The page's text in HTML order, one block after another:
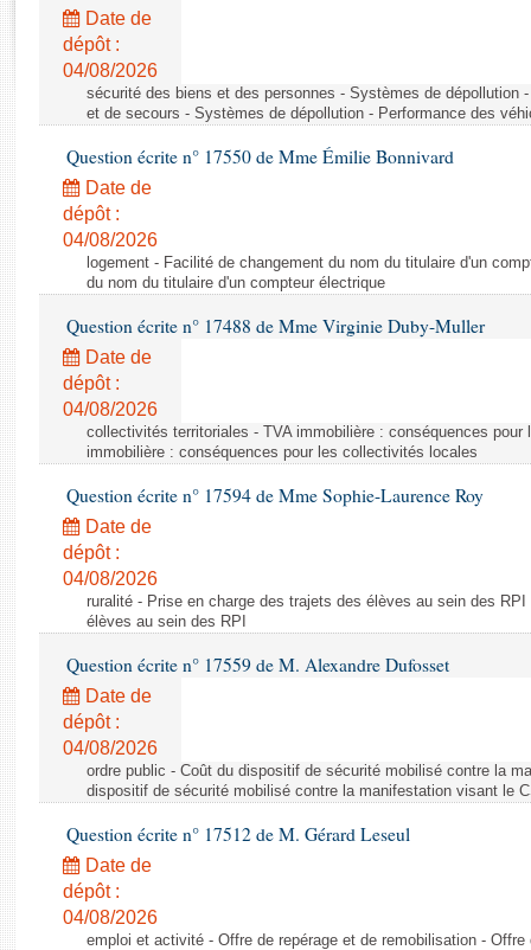
Rapports législatifs
Rapports sur l'application des lois
Baromètre de l’application des lois
Dossiers législatifs
Budget et sécurité sociale
Questions écrites et orales
Comptes rendus des débats
Date de
dépôt :
04/08/2026
sécurité des biens et des personnes - Systèmes de dépollution
et de secours - Systèmes de dépollution - Performance des
Question écrite n° 17550 de Mme Émilie Bonnivard
Date de
dépôt :
04/08/2026
logement - Facilité de changement du nom du titulaire d'un
du nom du titulaire d'un compteur électrique
Question écrite n° 17488 de Mme Virginie Duby-Muller
Date de
dépôt :
04/08/2026
collectivités territoriales - TVA immobilière : conséquences
immobilière : conséquences pour les collectivités locales
Question écrite n° 17594 de Mme Sophie-Laurence Roy
Date de
dépôt :
04/08/2026
ruralité - Prise en charge des trajets des élèves au sein des
élèves au sein des RPI
Question écrite n° 17559 de M. Alexandre Dufosset
Date de
dépôt :
04/08/2026
ordre public - Coût du dispositif de sécurité mobilisé contre la
dispositif de sécurité mobilisé contre la manifestation visant le
Question écrite n° 17512 de M. Gérard Leseul
Date de
dépôt :
04/08/2026
emploi et activité - Offre de repérage et de remobilisation -